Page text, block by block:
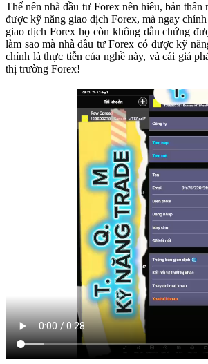
Thế nên nhà đầu tư Forex nên hiêu, bản thân
được kỹ năng giao dịch Forex, mà ngay
giao dịch Forex họ còn không dẫn chứng
làm sao mà nhà đầu tư Forex có được kỹ
chính là thực tiễn của nghề này, và cái giá
thị trường Forex!